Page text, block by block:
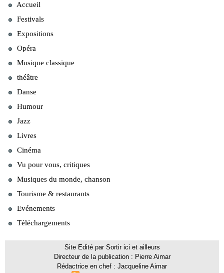
Accueil
Festivals
Expositions
Opéra
Musique classique
théâtre
Danse
Humour
Jazz
Livres
Cinéma
Vu pour vous, critiques
Musiques du monde, chanson
Tourisme & restaurants
Evénements
Téléchargements
Site Edité par Sortir ici et ailleurs
Directeur de la publication : Pierre Aimar
Rédactrice en chef : Jacqueline Aimar